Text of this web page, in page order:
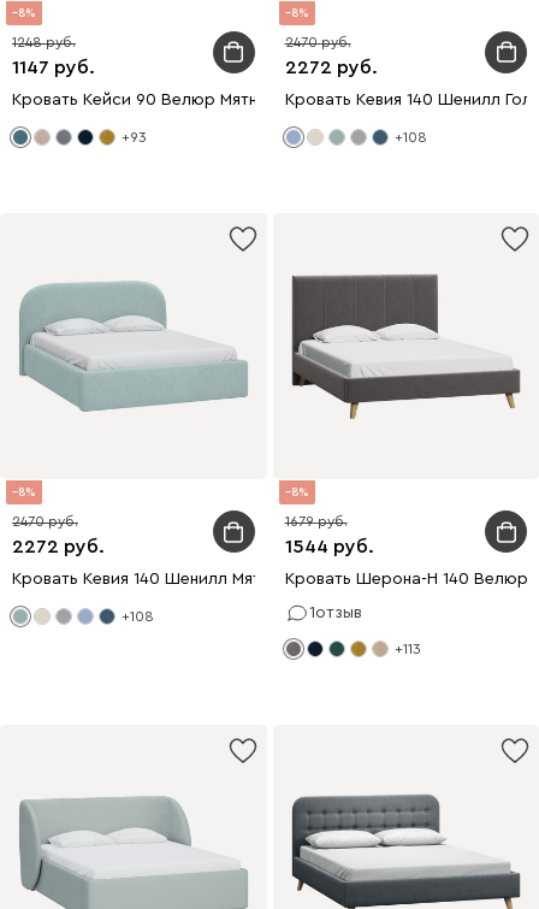
8
1147
1248
Кровать Кейси 90 Велюр Мятный
+93
8
2272
2470
Кровать Кевия 140 Шенилл
+108
8
2272
2470
Кровать Кевия 140 Шенилл Мятный
+108
8
1544
1679
Кровать Шерона-Н 140 Велюр
1отзыв
+113